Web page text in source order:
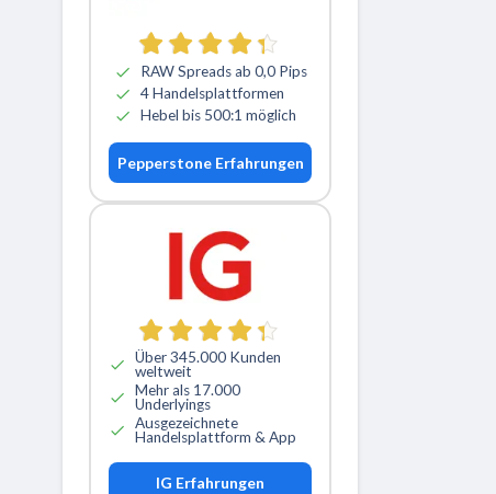
RAW Spreads ab 0,0 Pips
4 Handelsplattformen
Hebel bis 500:1 möglich
Pepperstone Erfahrungen
Über 345.000 Kunden
weltweit
Mehr als 17.000
Underlyings
Ausgezeichnete
Handelsplattform & App
IG Erfahrungen